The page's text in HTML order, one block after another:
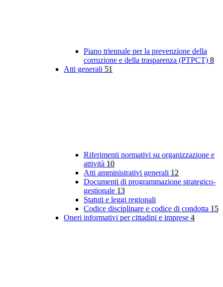
Piano triennale per la prevenzione della
corruzione e della trasparenza (PTPCT) 8
Atti generali 51
Riferimenti normativi su organizzazione e
attività 10
Atti amministrativi generali 12
Documenti di programmazione strategico-
gestionale 13
Statuti e leggi regionali
Codice disciplinare e codice di condotta 15
Oneri informativi per cittadini e imprese 4